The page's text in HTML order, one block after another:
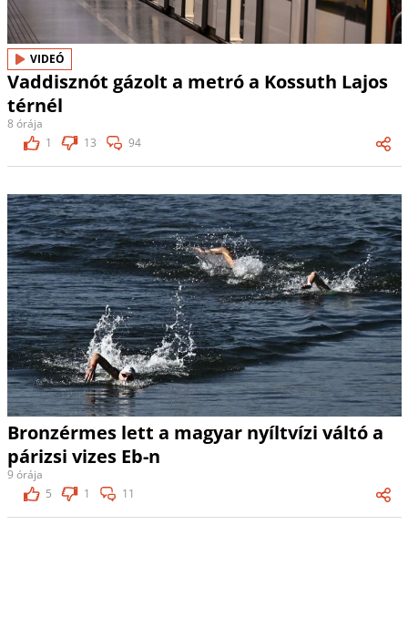
VIDEÓ
Vaddisznót gázolt a metró a Kossuth Lajos
térnél
8 órája
1
13 94
Bronzérmes lett a magyar nyíltvízi váltó a
párizsi vizes Eb-n
9 órája
5
1 11